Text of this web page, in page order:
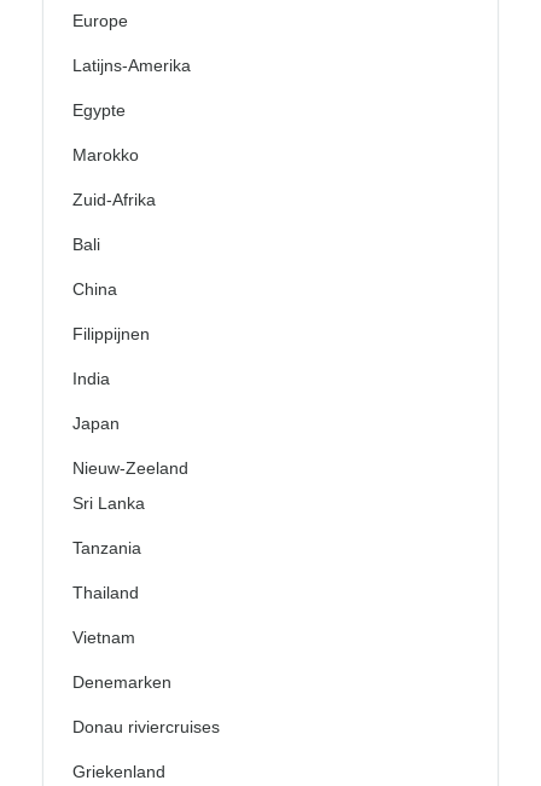
Europe
Latijns-Amerika
Egypte
Marokko
Zuid-Afrika
Bali
China
Filippijnen
India
Japan
Nieuw-Zeeland
Sri Lanka
Tanzania
Thailand
Vietnam
Denemarken
Donau riviercruises
Griekenland